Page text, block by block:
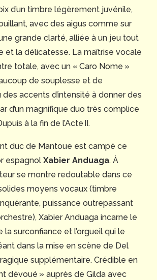
d’un timbre légèrement juvénile,
avec des aigus comme sur
grande clarté, alliée à un jeu tout
et la délicatesse. La maîtrise vocale
totale, avec un « Caro Nome »
de souplesse et de
accents d’intensité à donner des
d’un magnifique duo très complice
à la fin de l’Acte II.
duc de Mantoue est campé ce
espagnol Xabier Anduaga. À
se montre redoutable dans ce
moyens vocaux (timbre
puissance outrepassant
Xabier Anduaga incarne le
surconfiance et l’orgueil qui le
dans la mise en scène de Del
supplémentaire. Crédible en
dévoué » auprès de Gilda avec